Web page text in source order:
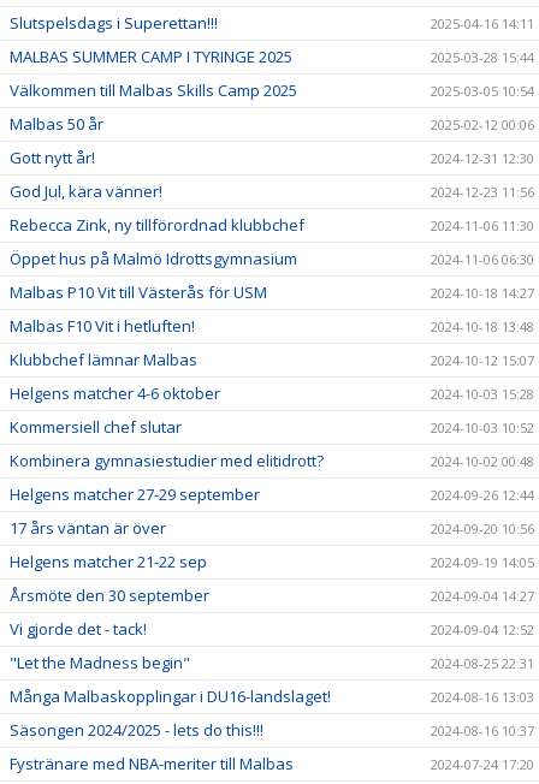
Slutspelsdags i Superettan!!! 2025-04-16 14:11
MALBAS SUMMER CAMP I TYRINGE 2025 2025-03-28 15:44
Välkommen till Malbas Skills Camp 2025 2025-03-05 10:54
Malbas 50 år 2025-02-12 00:06
Gott nytt år! 2024-12-31 12:30
God Jul, kära vänner! 2024-12-23 11:56
Rebecca Zink, ny tillförordnad klubbchef 2024-11-06 11:30
Öppet hus på Malmö Idrottsgymnasium 2024-11-06 06:30
Malbas P10 Vit till Västerås för USM 2024-10-18 14:27
Malbas F10 Vit i hetluften! 2024-10-18 13:48
Klubbchef lämnar Malbas 2024-10-12 15:07
Helgens matcher 4-6 oktober 2024-10-03 15:28
Kommersiell chef slutar 2024-10-03 10:52
Kombinera gymnasiestudier med elitidrott? 2024-10-02 00:48
Helgens matcher 27-29 september 2024-09-26 12:44
17 års väntan är över 2024-09-20 10:56
Helgens matcher 21-22 sep 2024-09-19 14:05
Årsmöte den 30 september 2024-09-04 14:27
Vi gjorde det - tack! 2024-09-04 12:52
"Let the Madness begin" 2024-08-25 22:31
Många Malbaskopplingar i DU16-landslaget! 2024-08-16 13:03
Säsongen 2024/2025 - lets do this!!! 2024-08-16 10:37
Fystränare med NBA-meriter till Malbas 2024-07-24 17:20